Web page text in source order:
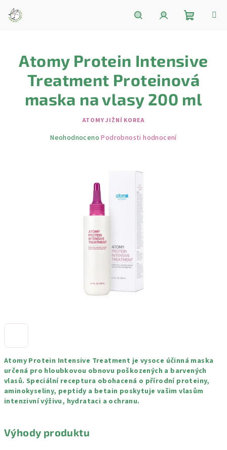
obsah
košík
Atomy Protein Intensive Treatment je vysoce účinná maska ​​
určená pro hloubkovou obnovu poškozených a barvených
vlasů. Speciální receptura obohacená o přírodní proteiny,
aminokyseliny, peptidy a betain poskytuje vašim vlasům
intenzivní výživu, hydrataci a ochranu.
Výhody produktu
Atomy Protein Intensive
Treatment Proteinová
maska na vlasy 200 ml
ATOMY JIŽNÍ KOREA
Průměrné
Neohodnoceno Podrobnosti hodnocení